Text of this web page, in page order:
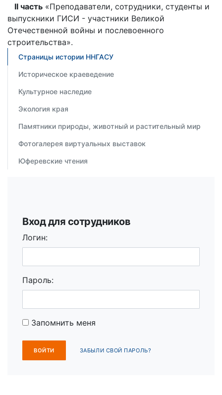
II часть «Преподаватели, сотрудники, студенты и
выпускники ГИСИ - участники Великой
Отечественной войны и послевоенного
строительства».
Страницы истории ННГАСУ
Историческое краеведение
Культурное наследие
Экология края
Памятники природы, животный и растительный мир
Фотогалерея виртуальных выставок
Юферевские чтения
Вход для сотрудников
Логин:
Пароль:
Запомнить меня
ЗАБЫЛИ СВОЙ ПАРОЛЬ?